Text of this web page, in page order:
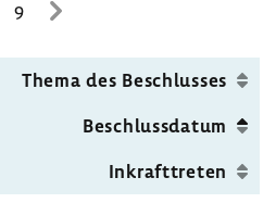
9
zur
Seite
Thema des Beschlusses
Beschluss­datum
Inkraft­treten